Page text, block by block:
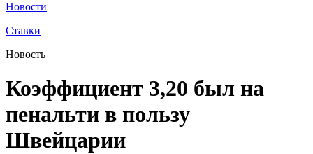
Новости
Ставки
Новость
Коэффициент 3,20 был на
пенальти в пользу
Швейцарии